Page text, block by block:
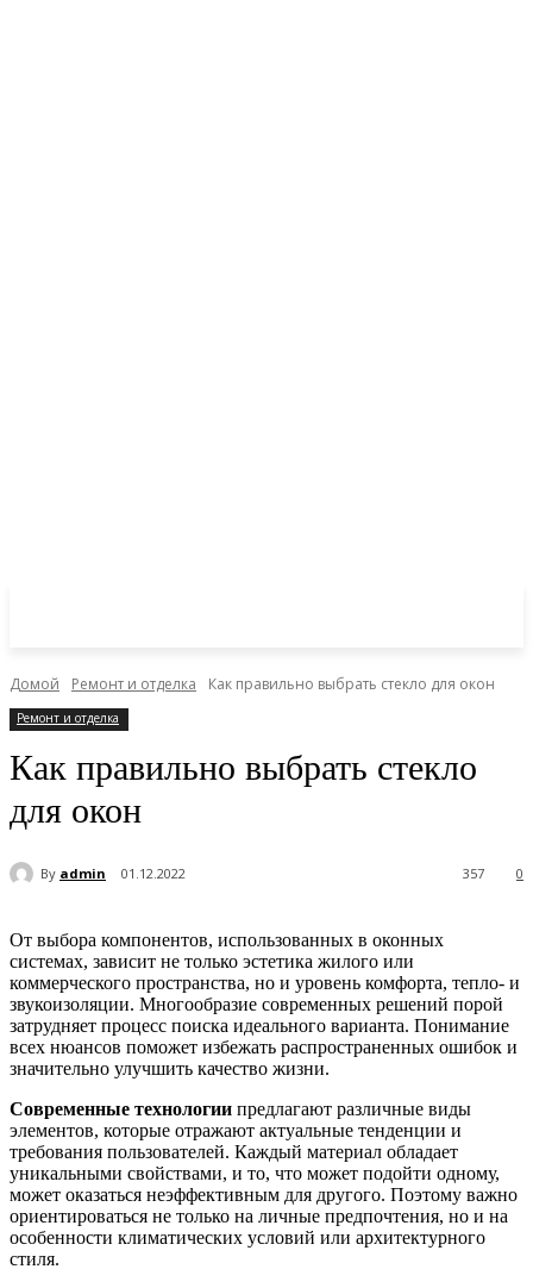
Домой Ремонт и отделка Как правильно выбрать стекло для окон
Ремонт и отделка
Как правильно выбрать стекло
для окон
By admin 01.12.2022 0
357
От выбора компонентов, использованных в оконных
системах, зависит не только эстетика жилого или
коммерческого пространства, но и уровень комфорта, тепло- и
звукоизоляции. Многообразие современных решений порой
затрудняет процесс поиска идеального варианта. Понимание
всех нюансов поможет избежать распространенных ошибок и
значительно улучшить качество жизни.
Современные технологии предлагают различные виды
элементов, которые отражают актуальные тенденции и
требования пользователей. Каждый материал обладает
уникальными свойствами, и то, что может подойти одному,
может оказаться неэффективным для другого. Поэтому важно
ориентироваться не только на личные предпочтения, но и на
особенности климатических условий или архитектурного
стиля.